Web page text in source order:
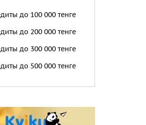
до 100 000 тенге
до 200 000 тенге
до 300 000 тенге
до 500 000 тенге